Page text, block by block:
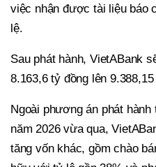
việc nhận được tài liệu báo
lệ.
Sau phát hành, VietABank
8.163,6 tỷ đồng lên
Ngoài phương án phát
năm 2026 vừa qua,
tăng vốn khác, gồm chào